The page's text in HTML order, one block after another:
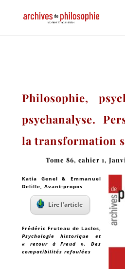
Philosophie,
psychanalyse.
la transformation
Tome 86, cahier 1,
Katia Genel & Emmanuel
Delille, Avant-propos
Lire l’article
Frédéric Fruteau de Laclos,
Psychologie historique et
« retour à Freud ». Des
compatibilités refoulées